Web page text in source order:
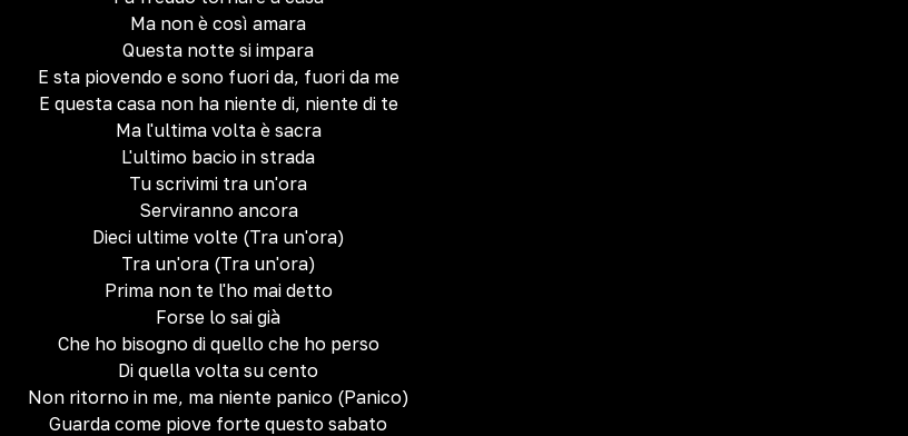
Ma non è così amara
Questa notte si impara
E sta piovendo e sono fuori da, fuori da me
E questa casa non ha niente di, niente di te
Ma l'ultima volta è sacra
L'ultimo bacio in strada
Tu scrivimi tra un'ora
Serviranno ancora
Dieci ultime volte (Tra un'ora)
Tra un'ora (Tra un'ora)
Prima non te l'ho mai detto
Forse lo sai già
Che ho bisogno di quello che ho perso
Di quella volta su cento
Non ritorno in me, ma niente panico (Panico)
Guarda come piove forte questo sabato